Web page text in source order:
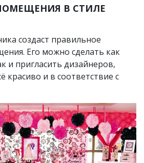
В СТИЛЕ
создаст правильное
Его можно сделать как
и пригласить дизайнеров,
красиво и в соответствие с